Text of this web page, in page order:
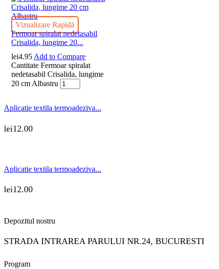
Vizualizare Rapidă
Fermoar spiralat nedetasabil
Crisalida, lungime 20...
lei4.95Add to Compare
Cantitate Fermoar spiralat
nedetasabil Crisalida, lungime
20 cm Albastru
Aplicatie textila termoadeziva...
lei12.00
Aplicatie textila termoadeziva...
lei12.00
Depozitul nostru
STRADA INTRAREA PARULUI NR.24, BUCURESTI
Program